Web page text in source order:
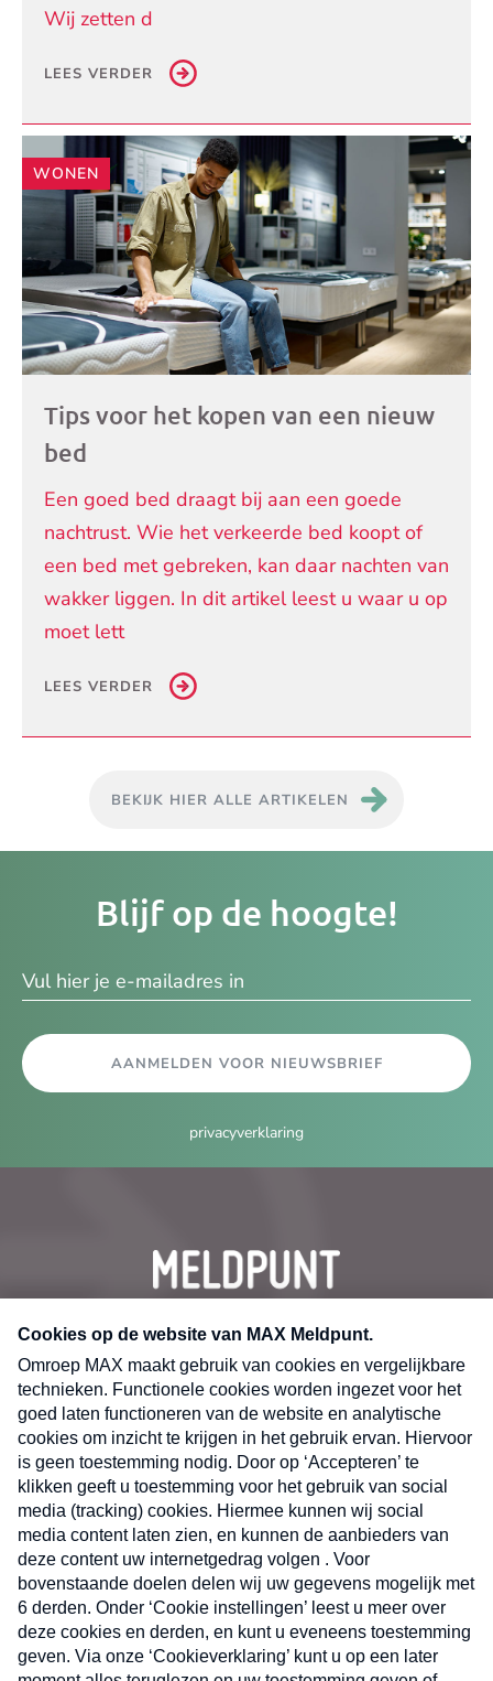
Wij zetten d
LEES VERDER
WONEN
Tips voor het kopen van een nieuw
bed
Een goed bed draagt bij aan een goede
nachtrust. Wie het verkeerde bed koopt of
een bed met gebreken, kan daar nachten van
wakker liggen. In dit artikel leest u waar u op
moet lett
LEES VERDER
BEKIJK HIER ALLE ARTIKELEN
Blijf op de hoogte!
AANMELDEN VOOR NIEUWSBRIEF
privacyverklaring
CONTACT
Volg ons op
X
Nieuwsbrief
Neem hier een gratis abonnement op de MAX